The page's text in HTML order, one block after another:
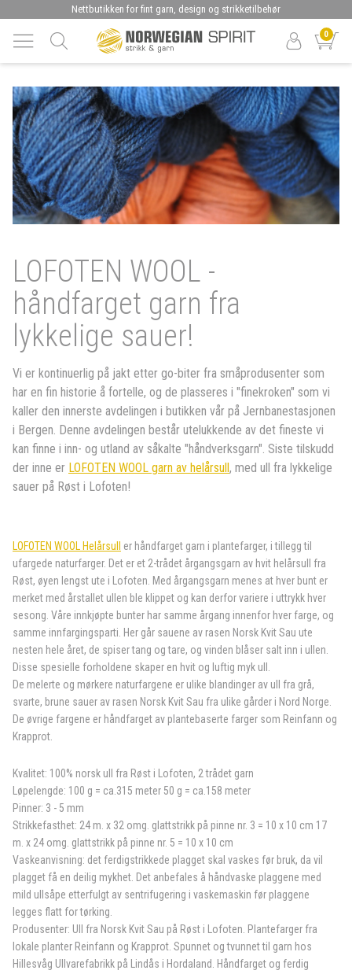
Nettbutikken for fint garn, design og strikketilbehør
0
LOFOTEN WOOL -
håndfarget garn fra
lykkelige sauer!
Vi er kontinuerlig på jakt etter go-biter fra småprodusenter som
har en fin historie å fortelle, og de plasseres i "finekroken" som vi
kaller den innerste avdelingen i butikken vår på Jernbanestasjonen
i Bergen. Denne avdelingen består utelukkende av det fineste vi
kan finne i inn- og utland av såkalte "håndverksgarn". Siste tilskudd
der inne er LOFOTEN WOOL garn av helårsull , med ull fra lykkelige
sauer på Røst i Lofoten!
LOFOTEN WOOL Helårsull
er håndfarget garn i plantefarger, i tillegg til
ufargede naturfarger. Det er et 2-trådet årgangsgarn av hvit helårsull fra
Røst, øyen lengst ute i Lofoten. Med årgangsgarn menes at hver bunt er
merket med årstallet ullen ble klippet og kan derfor variere i uttrykk hver
sesong. Våre innkjøpte bunter har samme årgang innenfor hver farge, og
samme innfargingsparti. Her går sauene av rasen Norsk Kvit Sau ute
nesten hele året, de spiser tang og tare, og vinden blåser salt inn i ullen.
Disse spesielle forholdene skaper en hvit og luftig myk ull.
De melerte og mørkere naturfargene er ulike blandinger av ull fra grå,
svarte, brune sauer av rasen Norsk Kvit Sau fra ulike gårder i Nord Norge.
De øvrige fargene er håndfarget av plantebaserte farger som Reinfann og
Krapprot.
Kvalitet: 100% norsk ull fra Røst i Lofoten, 2 trådet garn
Løpelengde: 100 g = ca.315 meter 50 g = ca.158 meter
Pinner: 3 - 5 mm
Strikkefasthet: 24 m. x 32 omg. glattstrikk på pinne nr. 3 = 10 x 10 cm 17
m. x 24 omg. glattstrikk på pinne nr. 5 = 10 x 10 cm
Vaskeanvisning: det ferdigstrikkede plagget skal vaskes før bruk, da vil
plagget få en deilig mykhet. Det anbefales å håndvaske plaggene med
mild ullsåpe etterfulgt av sentrifugering i vaskemaskin før plaggene
legges flatt for tørking.
Produsenter: Ull fra Norsk Kvit Sau på Røst i Lofoten. Plantefarger fra
lokale planter Reinfann og Krapprot. Spunnet og tvunnet til garn hos
Hillesvåg Ullvarefabrikk på Lindås i Hordaland. Håndfarget og ferdig